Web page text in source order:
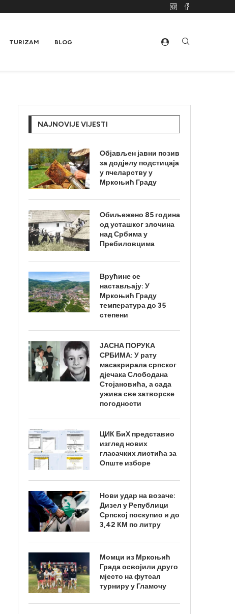
TURIZAM BLOG
NAJNOVIJE VIJESTI
Објављен јавни позив
за додјелу подстицаја
у пчеларству у
Мркоњић Граду
Обиљежено 85 година
од усташког злочина
над Србима у
Пребиловцима
Врућине се
настављају: У
Мркоњић Граду
температура до 35
степени
ЈАСНА ПОРУКА
СРБИМА: У рату
масакрирала српског
дјечака Слободана
Стојановића, а сада
ужива све затворске
погодности
ЦИК БиХ представио
изглед нових
гласачких листића за
Опште изборе
Нови удар на возаче:
Дизел у Републици
Српској поскупио и до
3,42 КМ по литру
Момци из Мркоњић
Града освојили друго
мјесто на футсал
турниру у Гламочу